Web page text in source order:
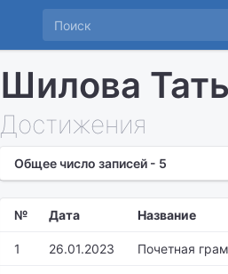
Шилова
Достижения
Общее число записей - 5
№ Дата Название
1 26.01.2023 Почетная